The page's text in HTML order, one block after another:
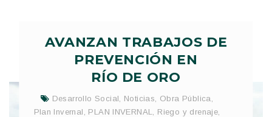
AVANZAN TRABAJOS DE
PREVENCIÓN EN
RÍO DE ORO
Desarrollo Social, Noticias, Obra Pública,
Plan Invernal , PLAN INVERNAL, Riego y drenaje,